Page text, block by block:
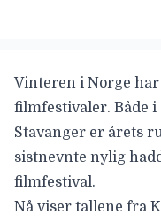
Vinteren i Norge
filmfestivaler. Både i
Stavanger er årets
sistnevnte nylig
filmfestival.
Nå viser tallene fra